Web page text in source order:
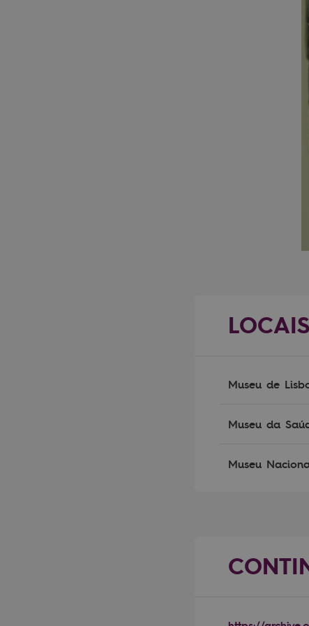
Museu de
Museu da
Museu